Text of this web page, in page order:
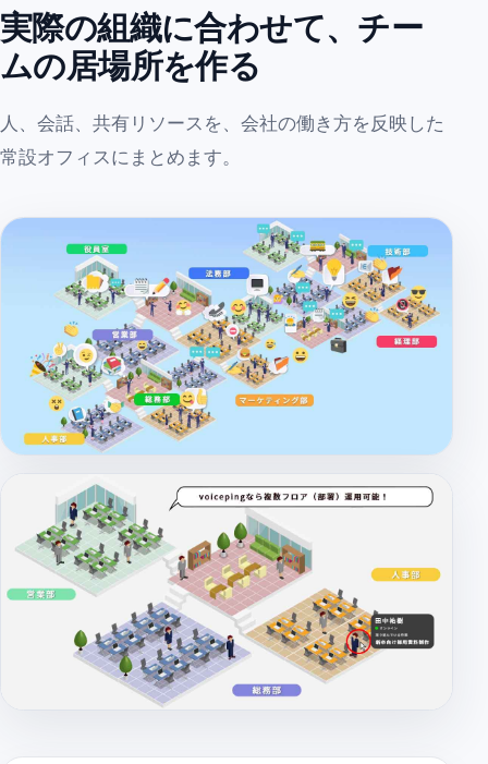
実際の組織に合わせて、チー
ムの居場所を作る
人、会話、共有リソースを、会社の働き方を反映した
常設オフィスにまとめます。